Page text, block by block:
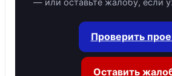
— или оставьте жалобу, если
Проверить
Оставить